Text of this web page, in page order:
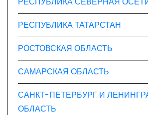
РЕСПУБЛИКА ТАТАРСТАН
РОСТОВСКАЯ ОБЛАСТЬ
САМАРСКАЯ ОБЛАСТЬ
САНКТ-ПЕТЕРБУРГ И
ОБЛАСТЬ